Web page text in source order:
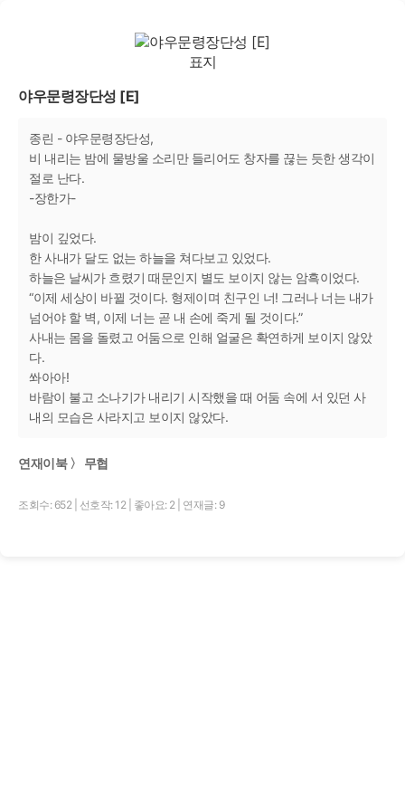
야우문령장단성 [E]
종린 - 야우문령장단성,
비 내리는 밤에 물방울 소리만 들리어도 창자를 끊는 듯한 생각이
절로 난다.
-장한가-
밤이 깊었다.
한 사내가 달도 없는 하늘을 쳐다보고 있었다.
하늘은 날씨가 흐렸기 때문인지 별도 보이지 않는 암흑이었다.
“이제 세상이 바뀔 것이다. 형제이며 친구인 너! 그러나 너는 내가
넘어야 할 벽, 이제 너는 곧 내 손에 죽게 될 것이다.”
사내는 몸을 돌렸고 어둠으로 인해 얼굴은 확연하게 보이지 않았
다.
쏴아아!
바람이 불고 소나기가 내리기 시작했을 때 어둠 속에 서 있던 사
내의 모습은 사라지고 보이지 않았다.
연재이북 〉 무협
조회수: 652 선호작: 12 좋아요: 2 연재글: 9